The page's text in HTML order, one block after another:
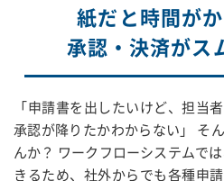
紙だと時間が
承認・決済がス
「申請書を出したいけど、担当
承認が降りたかわからない」 そ
んか？ ワークフローシステムで
きるため、社外からでも各種申